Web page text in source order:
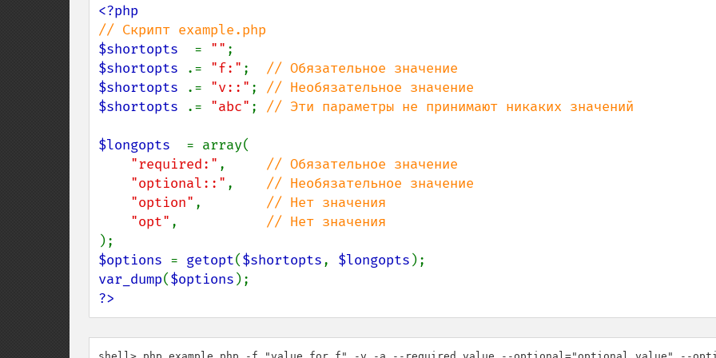
$shortopts = ""
$shortopts
.= "f:" ;
$shortopts
.= "v::" ;
$shortopts
.= "abc" ; // Эти параметры не принимают никаких значений
$longopts = array(
"required:" , // Обязательное значение
"optional::" , // Необязательное значение
"option" , // Нет значения
"opt" ,
$options = getopt($shortopts, $longopts
var_dump($options
?>